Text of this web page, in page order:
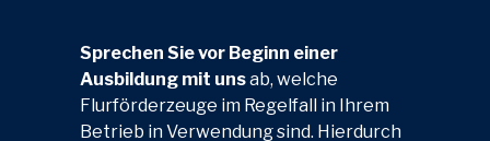
Sprechen Sie vor Beginn einer
Ausbildung mit unsab, welche
Flurförderzeuge im Regelfall in Ihrem
Betrieb in Verwendung sind. Hierdurch